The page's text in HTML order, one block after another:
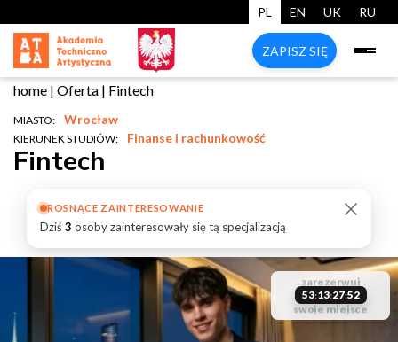
PL EN UK RU
ZAPISZ SIĘ
home | Oferta | Fintech
MIASTO: Wrocław
KIERUNEK STUDIÓW: Finanse i rachunkowość
Fintech
ROSNĄCE ZAINTERESOWANIE
Dziś 3 osoby zainteresowały się tą specjalizacją
start
pierwszego
zarezerwuj
liczba miejsc
start
53:13:27:50
studiów
października
swoje miejsce
ograniczona